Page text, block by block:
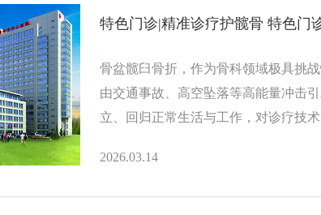
特色门诊|精准诊疗护髋骨 特色
骨盆髋臼骨折，作为骨科领域极具挑
由交通事故、高空坠落等高能量冲击
立、回归正常生活与工作，对诊疗技
2026.03.14